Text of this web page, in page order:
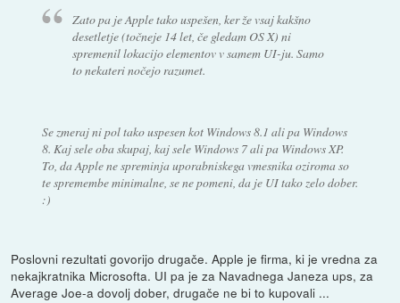
Zato pa je Apple tako uspešen, ker že vsaj kakšno
desetletje (točneje 14 let, če gledam OS X) ni
spremenil lokacijo elementov v samem UI-ju. Samo
to nekateri nočejo razumet.
Se zmeraj ni pol tako uspesen kot Windows 8.1 ali pa Windows
8. Kaj sele oba skupaj, kaj sele Windows 7 ali pa Windows XP.
To, da Apple ne spreminja uporabniskega vmesnika oziroma so
te spremembe minimalne, se ne pomeni, da je UI tako zelo dober.
:)
Poslovni rezultati govorijo drugače. Apple je firma, ki je vredna za
nekajkratnika Microsofta. UI pa je za Navadnega Janeza ups, za
Average Joe-a dovolj dober, drugače ne bi to kupovali ...